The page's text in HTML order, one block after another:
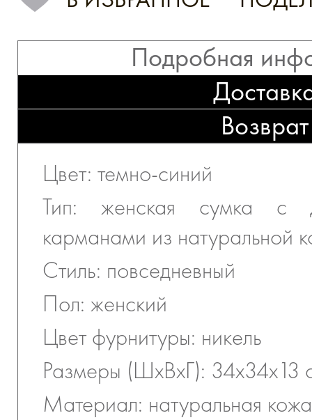
Подробная
Возврат
Цвет: темно-синий
Тип: женская сумка с
карманами из натуральной
Стиль: повседневный
Пол: женский
Цвет фурнитуры: никель
Размеры (ШхВхГ): 34х34х13
Материал: натуральная кожа